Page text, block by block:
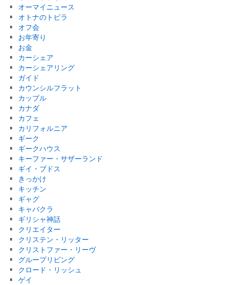
オーマイニュース
オトナのトビラ
オフ会
お年寄り
お金
カーシェア
カーシェアリング
ガイド
カウンシルフラット
カップル
カナダ
カフェ
カリフォルニア
ギーク
ギークハウス
キーファー・サザーランド
ギイ・ブドス
きっかけ
キッチン
ギャグ
キャバクラ
ギリシャ神話
クリエイター
クリステン・リッター
クリストファー・リーヴ
グループリビング
クロード・リッシュ
ゲイ